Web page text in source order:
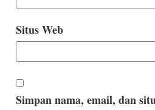
Situs Web
Simpan nama, email, dan